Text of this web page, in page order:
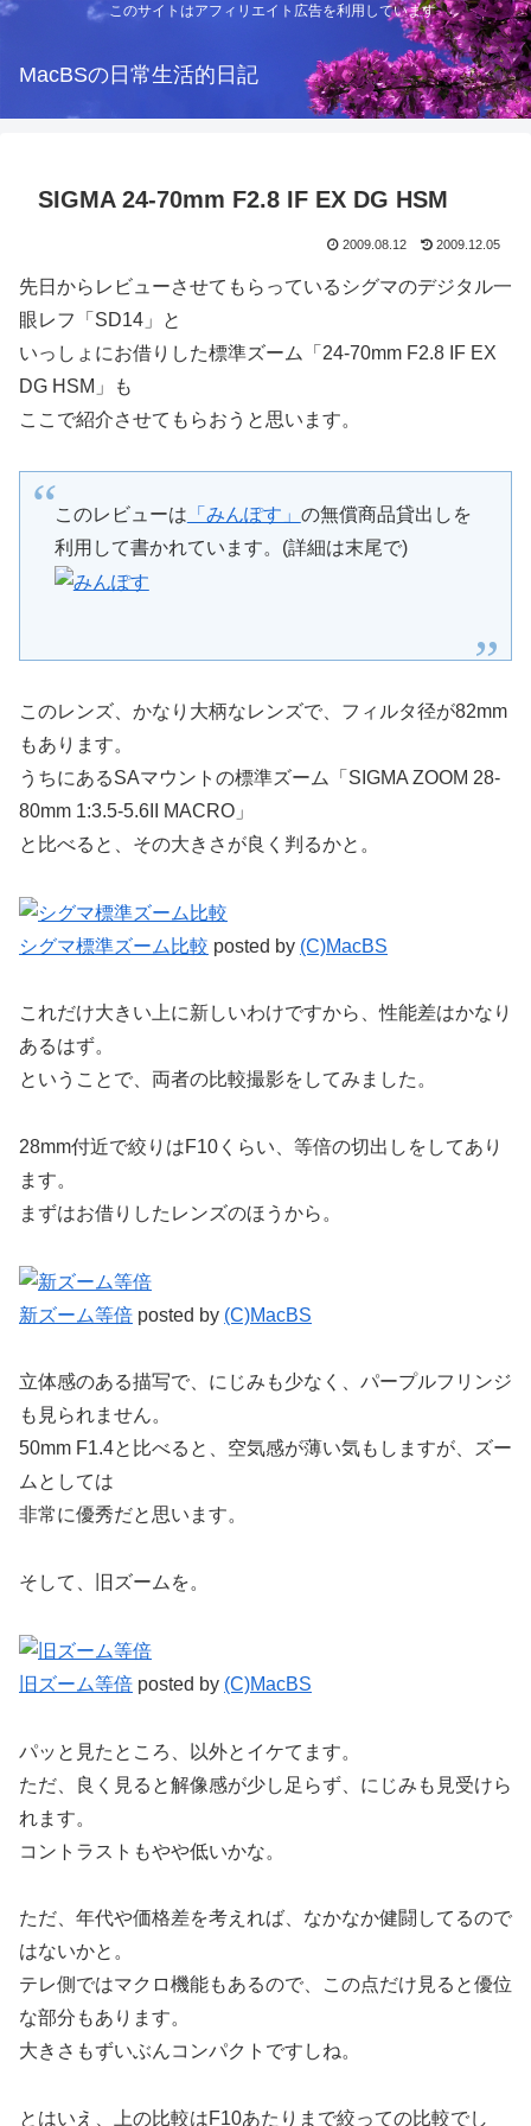
このサイトはアフィリエイト広告を利用しています
MacBSの日常生活的日記
SIGMA 24-70mm F2.8 IF EX DG HSM
2009.08.12 2009.12.05
先日からレビューさせてもらっているシグマのデジタル一
眼レフ「SD14」と
いっしょにお借りした標準ズーム「24-70mm F2.8 IF EX
DG HSM」も
ここで紹介させてもらおうと思います。
このレビューは 「みんぽす」 の無償商品貸出しを
利用して書かれています。(詳細は末尾で)
このレンズ、かなり大柄なレンズで、フィルタ径が82mm
もあります。
うちにあるSAマウントの標準ズーム「SIGMA ZOOM 28-
80mm 1:3.5-5.6II MACRO」
と比べると、その大きさが良く判るかと。
シグマ標準ズーム比較 posted by (C)MacBS
これだけ大きい上に新しいわけですから、性能差はかなり
あるはず。
ということで、両者の比較撮影をしてみました。
28mm付近で絞りはF10くらい、等倍の切出しをしてあり
ます。
まずはお借りしたレンズのほうから。
新ズーム等倍 posted by (C)MacBS
立体感のある描写で、にじみも少なく、パープルフリンジ
も見られません。
50mm F1.4と比べると、空気感が薄い気もしますが、ズー
ムとしては
非常に優秀だと思います。
そして、旧ズームを。
旧ズーム等倍 posted by (C)MacBS
パッと見たところ、以外とイケてます。
ただ、良く見ると解像感が少し足らず、にじみも見受けら
れます。
コントラストもやや低いかな。
ただ、年代や価格差を考えれば、なかなか健闘してるので
はないかと。
テレ側ではマクロ機能もあるので、この点だけ見ると優位
な部分もあります。
大きさもずいぶんコンパクトですしね。
とはいえ、上の比較はF10あたりまで絞っての比較でし